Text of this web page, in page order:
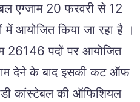
एग्जाम 20 फरवरी से 12
में आयोजित किया जा रहा है ।
26146 पदों पर आयोजित
देने के बाद इसकी कट ऑफ
कांस्टेबल की ऑफिशियल